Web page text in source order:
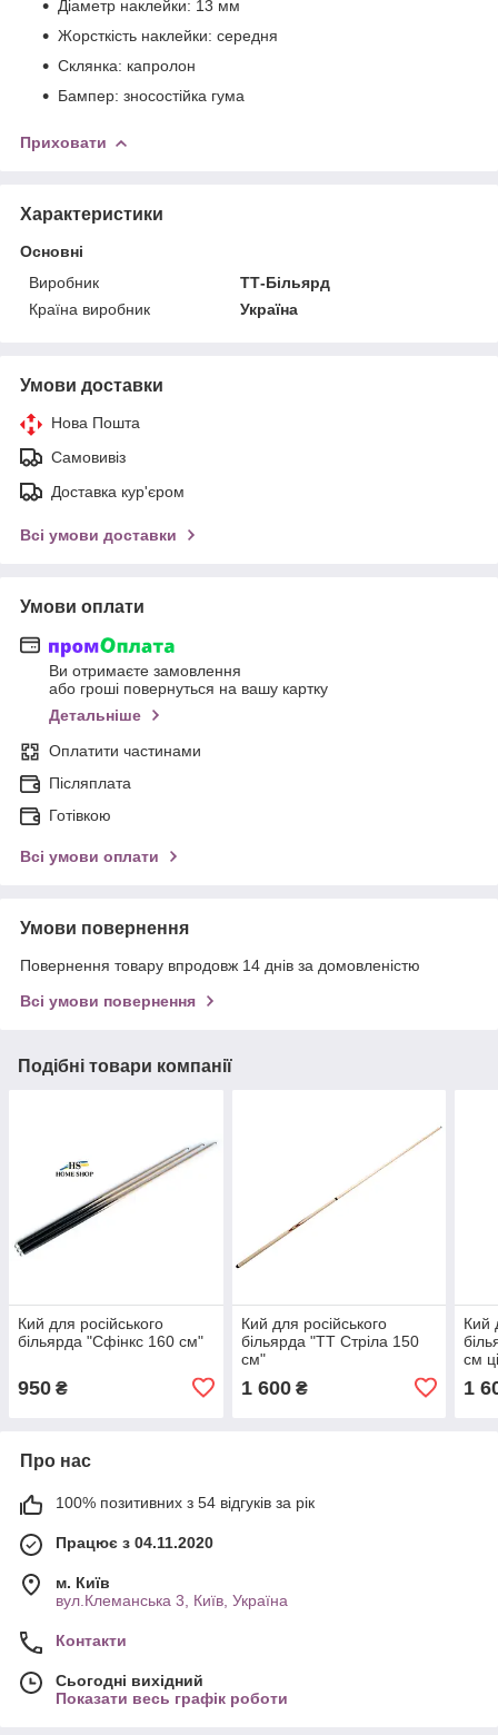
Діаметр наклейки: 13 мм
Жорсткість наклейки: середня
Склянка: капролон
Бампер: зносостійка гума
Приховати
Характеристики
Основні
Виробник
ТТ-Більярд
Країна виробник
Україна
Умови доставки
Нова Пошта
Самовивіз
Доставка кур'єром
Всі умови доставки
Умови оплати
Ви отримаєте замовлення
або гроші повернуться на вашу картку
Детальніше
Оплатити частинами
Післяплата
Готівкою
Всі умови оплати
Умови повернення
Повернення товару впродовж 14 днів за домовленістю
Всі умови повернення
Подібні товари компанії
Кий для російського
більярда "Сфінкс 160 см"
950 ₴
Кий для російського
більярда "ТТ Стріла 150
см"
1 600₴
Кий
см
1
Про нас
100% позитивних з 54 відгуків за рік
Працює з 04.11.2020
м. Київ
вул.Клеманська 3, Київ, Україна
Контакти
Сьогодні вихідний
Показати весь графік роботи